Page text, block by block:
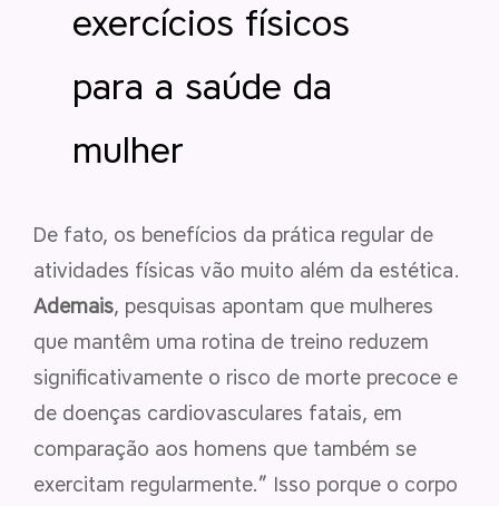
exercícios físicos
para a saúde da
mulher
De fato, os benefícios da prática regular de
atividades físicas vão muito além da estética.
Ademais, pesquisas apontam que mulheres
que mantêm uma rotina de treino reduzem
significativamente o risco de morte precoce e
de doenças cardiovasculares fatais, em
comparação aos homens que também se
exercitam regularmente.” Isso porque o corpo